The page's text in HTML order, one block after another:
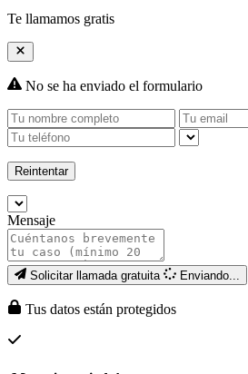
Te llamamos gratis
No se ha enviado el formulario
Reintentar
Mensaje
Solicitar llamada gratuita Enviando...
Tus datos están protegidos